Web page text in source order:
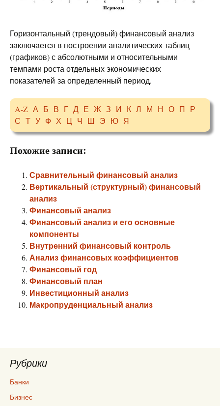
Горизонтальный (трендовый) финансовый анализ
заключается в построении аналитических таблиц
(графиков) с абсолютными и относительными
темпами роста отдельных экономических
показателей за определенный период.
A-Z А Б В Г Д Е Ж З И К Л М Н О П Р
С Т У Ф Х Ц Ч Ш Э Ю Я
Похожие записи:
Сравнительный финансовый анализ
Вертикальный (структурный) финансовый
анализ
Финансовый анализ
Финансовый анализ и его основные
компоненты
Внутренний финансовый контроль
Анализ финансовых коэффициентов
Финансовый год
Финансовый план
Инвестиционный анализ
Макропруденциальный анализ
Рубрики
Банки
Бизнес